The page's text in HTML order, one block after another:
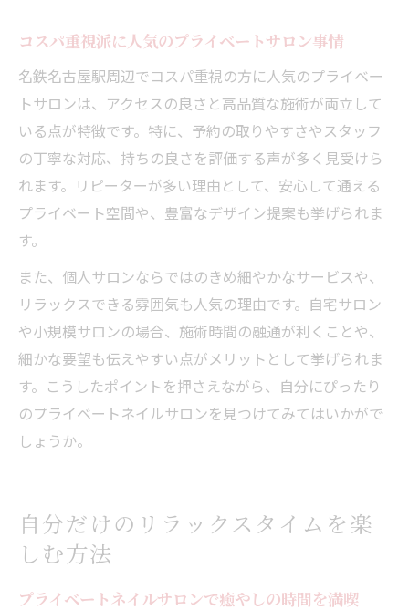
コスパ重視派に人気のプライベートサロン事情
名鉄名古屋駅周辺でコスパ重視の方に人気のプライベー
トサロンは、アクセスの良さと高品質な施術が両立して
いる点が特徴です。特に、予約の取りやすさやスタッフ
の丁寧な対応、持ちの良さを評価する声が多く見受けら
れます。リピーターが多い理由として、安心して通える
プライベート空間や、豊富なデザイン提案も挙げられま
す。
また、個人サロンならではのきめ細やかなサービスや、
リラックスできる雰囲気も人気の理由です。自宅サロン
や小規模サロンの場合、施術時間の融通が利くことや、
細かな要望も伝えやすい点がメリットとして挙げられま
す。こうしたポイントを押さえながら、自分にぴったり
のプライベートネイルサロンを見つけてみてはいかがで
しょうか。
自分だけのリラックスタイムを楽
しむ方法
プライベートネイルサロンで癒やしの時間を満喫